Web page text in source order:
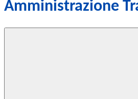
Amministrazione